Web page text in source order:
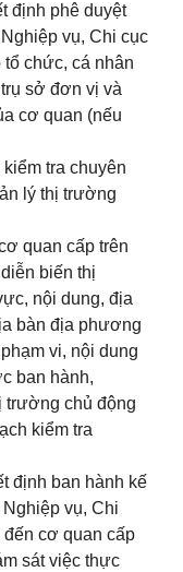
định phê duyệt
vụ, Chi cục
chức, cá nhân
sở đơn vị và
cơ quan (nếu
tra chuyên
lý thị trường
quan cấp trên
biến thị
nội dung, địa
bàn địa phương
vi, nội dung
ban hành,
trường chủ động
kiểm tra
định ban hành kế
vụ, Chi
cơ quan cấp
sát việc thực